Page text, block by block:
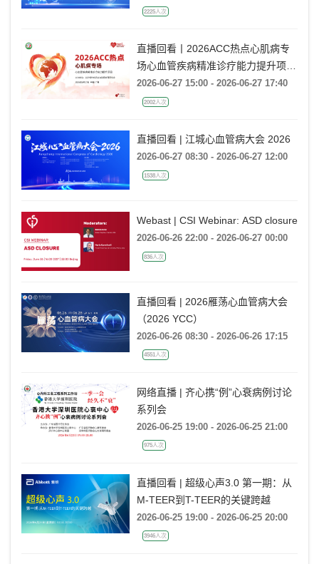
2225人次
直播回看丨2026ACC热点心肌病专
场心血管疾病精准诊疗能力提升项目
广州场
2026-06-27 15:00 - 2026-06-27 17:40
2002人次
直播回看 | 江城心血管病大会 2026
2026-06-27 08:30 - 2026-06-27 12:00
1538人次
Webast | CSI Webinar: ASD closure
2026-06-26 22:00 - 2026-06-27 00:00
836人次
直播回看 | 2026雁荡心血管病大会
（2026 YCC）
2026-06-26 08:30 - 2026-06-26 17:15
4551人次
网络直播 | 齐心携“例”心衰病例讨论
系列会
2026-06-25 19:00 - 2026-06-25 21:00
975人次
直播回看 | 超级心声3.0 第一期：从
M-TEER到T-TEER的关键跨越
2026-06-25 19:00 - 2026-06-25 20:00
3946人次